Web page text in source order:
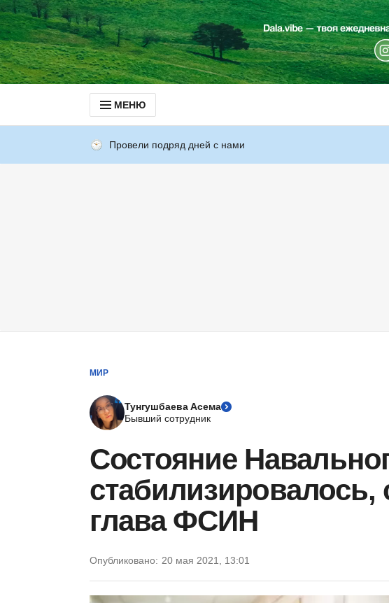
МЕНЮ
Провели подряд дней с нами
МИР
Тунгушбаева Асема
Бывший сотрудник
Состояние
глава ФСИН
Опубликовано: 20 мая 2021, 13:01